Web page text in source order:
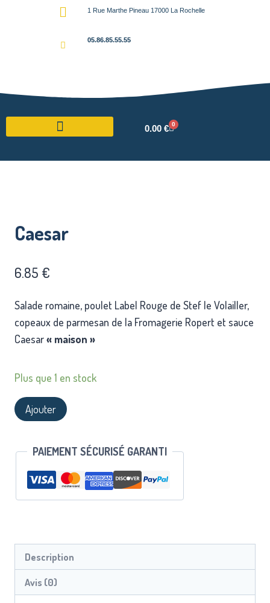
1 Rue Marthe Pineau 17000 La Rochelle
05.86.85.55.55
0.00 € 0
Caesar
6.85 €
Salade romaine, poulet Label Rouge de Stef le Volailler,
copeaux de parmesan de la Fromagerie Ropert et sauce
Caesar« maison »
Plus que 1 en stock
Ajouter
PAIEMENT SÉCURISÉ GARANTI
Description
Avis (0)